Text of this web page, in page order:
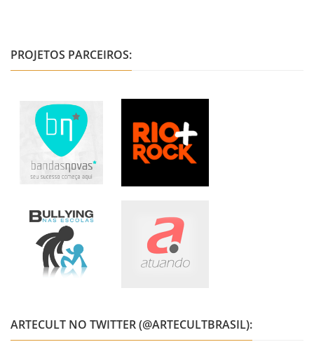
PROJETOS PARCEIROS:
ARTECULT NO TWITTER (@ARTECULTBRASIL):